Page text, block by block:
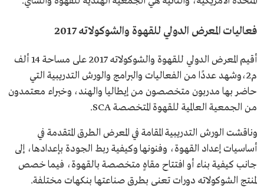
فعاليات المعرض الدولي للقهوة والشوكولاته 2017
أقيم المعرض الدولي للقهوة والشوكولاته 2017 على مساحة 14 ألف
م2،وشهد عددًا من الفعاليات والبرامج والورش التدريبية التي
حاضر بها مدربون متخصصون من إيطاليا والهند، وخبراء معتمدون
من الجمعية العالمية للقهوة المتخصصة SCA.
وناقشت الورش التدريبية المقامة في المعرض الطرق المتقدمة في
أساسيات إعداد القهوة، وفنونها وكيفية ربط الجودة بإعدادها، إلى
جانب كيفية بناء أو افتتاح مقاهٍ متخصصة بالقهوة، فيما خصص
لمنتج الشوكولاته دورات تعنى بطرق صناعتها بنكهات مختلفة.